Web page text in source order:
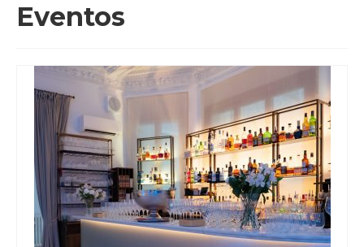
QUIÉNES SOMOS
Qué hacemos
Marketing de influencia
Equipo
CLIENTES
BLOG
CONTACTO
Eventos